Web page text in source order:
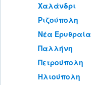
Χαλάνδρι
Ριζούπολη
Νέα Ερυθραία
Παλλήνη
Πετρούπολη
Ηλιούπολη